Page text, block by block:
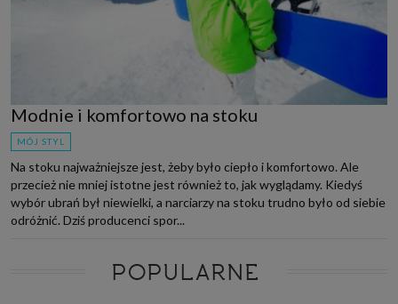
Modnie i komfortowo na stoku
MÓJ STYL
Na stoku najważniejsze jest, żeby było ciepło i komfortowo. Ale
przecież nie mniej istotne jest również to, jak wyglądamy. Kiedyś
wybór ubrań był niewielki, a narciarzy na stoku trudno było od siebie
odróżnić. Dziś producenci spor...
POPULARNE